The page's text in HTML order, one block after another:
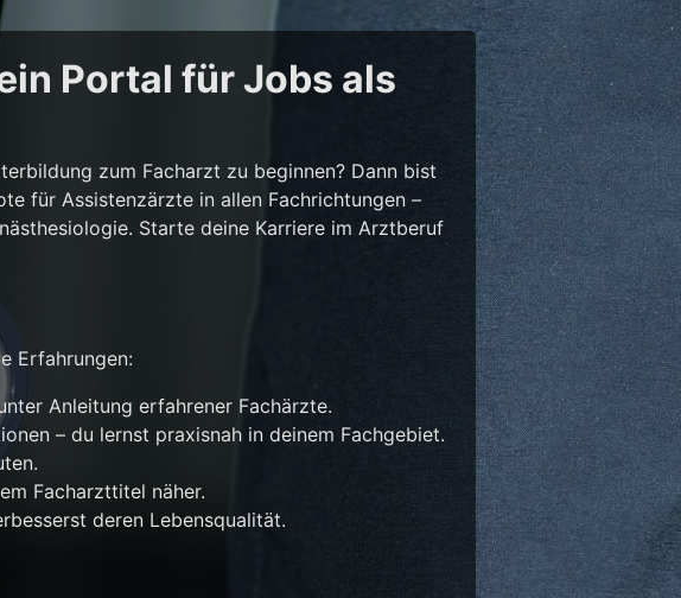
Portal für Jobs als
zum Facharzt zu beginnen? Dann bist
für Assistenzärzte in allen Fachrichtungen –
Starte deine Karriere im Arztberuf
Erfahrungen:
Anleitung erfahrener Fachärzte.
– du lernst praxisnah in deinem Fachgebiet.
Facharzttitel näher.
deren Lebensqualität.